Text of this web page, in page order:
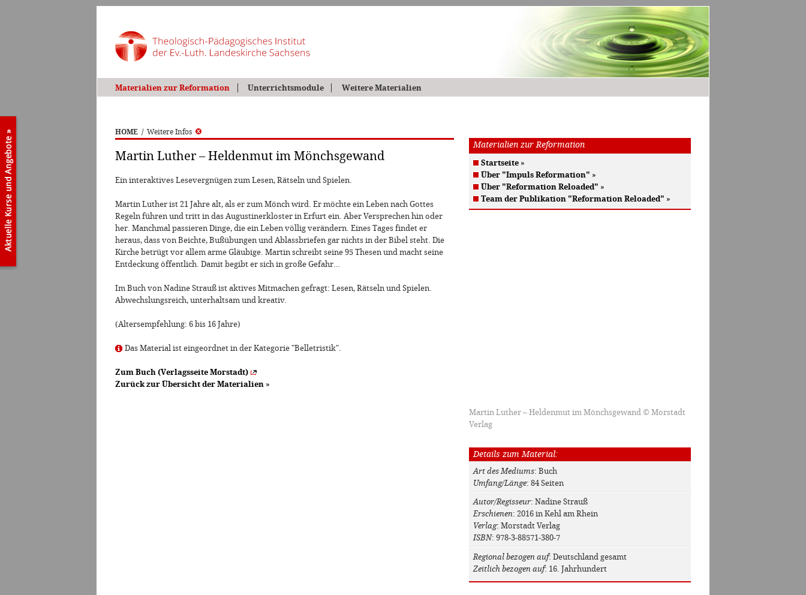
Materialien zur Reformation Unterrichtsmodule Weitere Materialien
HOME / Weitere Infos
Martin Luther – Heldenmut im Mönchsgewand
Ein interaktives Lesevergnügen zum Lesen, Rätseln und Spielen.
Martin Luther ist 21 Jahre alt, als er zum Mönch wird. Er möchte ein Leben nach Gottes
Regeln führen und tritt in das Augustinerkloster in Erfurt ein. Aber Versprechen hin oder
her. Manchmal passieren Dinge, die ein Leben völlig verändern. Eines Tages findet er
heraus, dass von Beichte, Bußübungen und Ablassbriefen gar nichts in der Bibel steht. Die
Kirche betrügt vor allem arme Gläubige. Martin schreibt seine 95 Thesen und macht seine
Entdeckung öffentlich. Damit begibt er sich in große Gefahr…
Im Buch von Nadine Strauß ist aktives Mitmachen gefragt: Lesen, Rätseln und Spielen.
Abwechslungsreich, unterhaltsam und kreativ.
(Altersempfehlung: 6 bis 16 Jahre)
Das Material ist eingeordnet in der Kategorie "Belletristik".
Zum Buch (Verlagsseite Morstadt)
Zurück zur Übersicht der Materialien »
Materialien zur Reformation
Startseite »
Über "Impuls Reformation" »
Über "Reformation Reloaded" »
Team der Publikation "Reformation Reloaded" »
Martin Luther – Heldenmut im Mönchsgewand © Morstadt
Verlag
Details zum Material:
Art des Mediums: Buch
Umfang/Länge: 84 Seiten
Autor/Regisseur: Nadine Strauß
Erschienen: 2016 in Kehl am Rhein
Verlag: Morstadt Verlag
ISBN: 978-3-88571-380-7
Regional bezogen auf: Deutschland gesamt
Zeitlich bezogen auf: 16. Jahrhundert